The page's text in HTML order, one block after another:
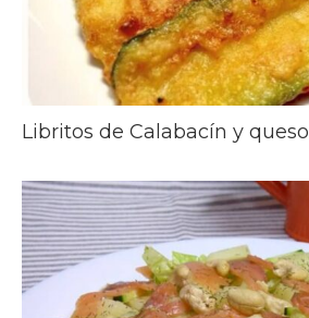
Libritos de Calabacín y queso